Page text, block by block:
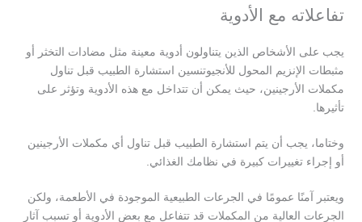
تفاعلاته مع الأدوية
يجب على الأشخاص الذين يتناولون أدوية معينة مثل مضادات التخثر أو
مثبطات الإنزيم المحول للأنجيوتنسين استشارة الطبيب قبل تناول
مكملات الأرجينين، حيث يمكن أن تتداخل مع هذه الأدوية وتؤثر على
تأثيرها.
وختاما، يجب أن يتم استشارة الطبيب قبل تناول أي مكملات الأرجينين
أو إجراء تغييرات كبيرة في نظامك الغذائي.
ويعتبر آمنًا عمومًا في الجرعات الطبيعية الموجودة في الأطعمة، ولكن
الجرعات العالية من المكملات قد تتفاعل مع بعض الأدوية أو تسبب آثار